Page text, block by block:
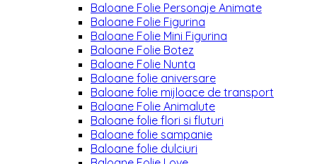
Baloane Folie Personaje Animate
Baloane Folie Figurina
Baloane Folie Mini Figurina
Baloane Folie Botez
Baloane Folie Nunta
Baloane folie aniversare
Baloane folie mijloace de transport
Baloane Folie Animalute
Baloane folie flori si fluturi
Baloane folie sampanie
Baloane folie dulciuri